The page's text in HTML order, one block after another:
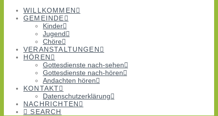
WILLKOMMEN
GEMEINDE
Kinder
Jugend
Chöre
VERANSTALTUNGEN
HÖREN
Gottesdienste nach-sehen
Gottesdienste nach-hören
Andachten hören
KONTAKT
Datenschutzerklärung
NACHRICHTEN
SEARCH